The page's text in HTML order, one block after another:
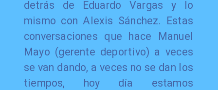
detrás de Eduardo Vargas y lo
mismo con Alexis Sánchez. Estas
conversaciones que hace Manuel
Mayo (gerente deportivo) a veces
se van dando, a veces no se dan los
tiempos, hoy día estamos